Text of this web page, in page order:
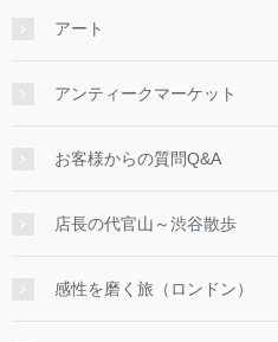
アート
アンティークマーケット
お客様からの質問Q&A
店長の代官山～渋谷散歩
感性を磨く旅（ロンドン）